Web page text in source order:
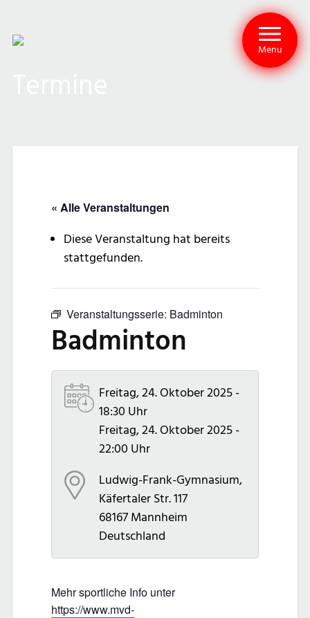
Menu
« Alle Veranstaltungen
Diese Veranstaltung hat bereits
stattgefunden.
Veranstaltungsserie: Badminton
Badminton
Freitag, 24. Oktober 2025 -
18:30 Uhr
Freitag, 24. Oktober 2025 -
22:00 Uhr
Ludwig-Frank-Gymnasium,
Käfertaler Str. 117
68167 Mannheim
Deutschland
Mehr sportliche Info unter
https://www.mvd-